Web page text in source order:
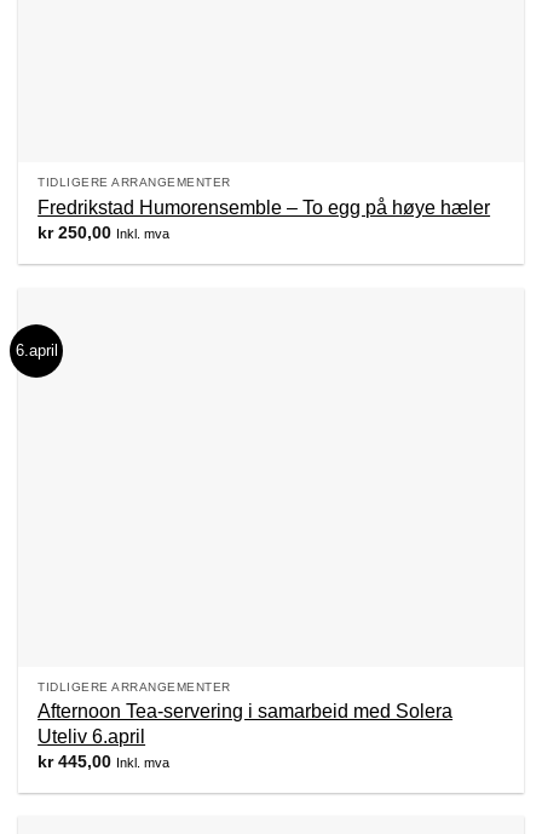
TIDLIGERE ARRANGEMENTER
Fredrikstad Humorensemble – To egg på høye hæler
kr250,00 Inkl. mva
6.april
TIDLIGERE ARRANGEMENTER
Afternoon Tea-servering i samarbeid med Solera
Uteliv 6.april
kr445,00 Inkl. mva